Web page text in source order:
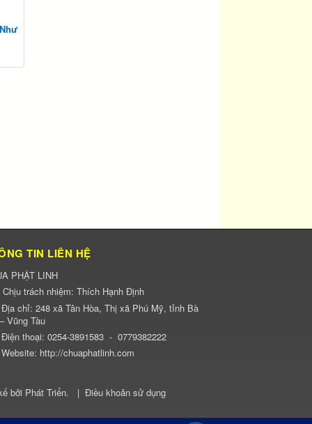
TIN LIÊN HỆ
PHẬT LINH
Chịu trách nhiệm: Thích Hạnh Định
Địa chỉ: 248 xã Tân Hòa, Thị xã Phú Mỹ, tỉnh Bà
Vũng Tàu
Điện thoại: 0254-3891583 - 0779382222
Website: http://chuaphatlinh.com
bởi Phát Triển. | Điều khoản sử dụng